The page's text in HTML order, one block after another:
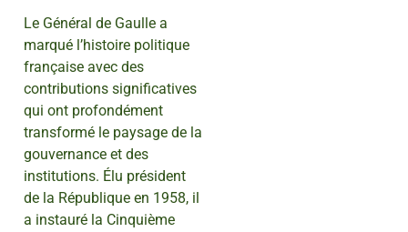
Le Général de Gaulle a
marqué l’histoire politique
française avec des
contributions significatives
qui ont profondément
transformé le paysage de la
gouvernance et des
institutions. Élu président
de la République en 1958, il
a instauré la Cinquième